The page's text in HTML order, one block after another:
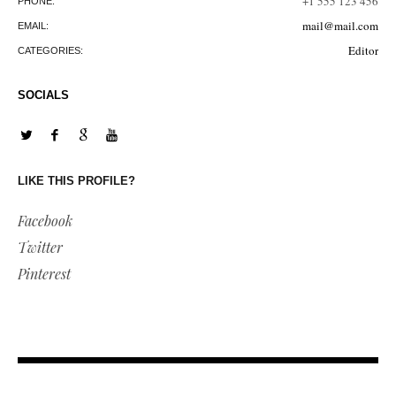
EMAIL: mail@mail.com
CATEGORIES: Editor
SOCIALS
LIKE THIS PROFILE?
Facebook
Twitter
Pinterest